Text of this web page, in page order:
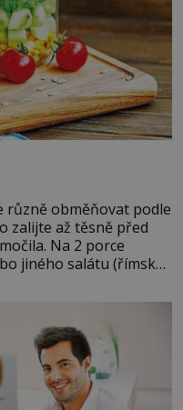
různě obměňovat podle
zalijte až těsně před
Na 2 porce
jiného salátu (římský
olivového oleje ✿ 1